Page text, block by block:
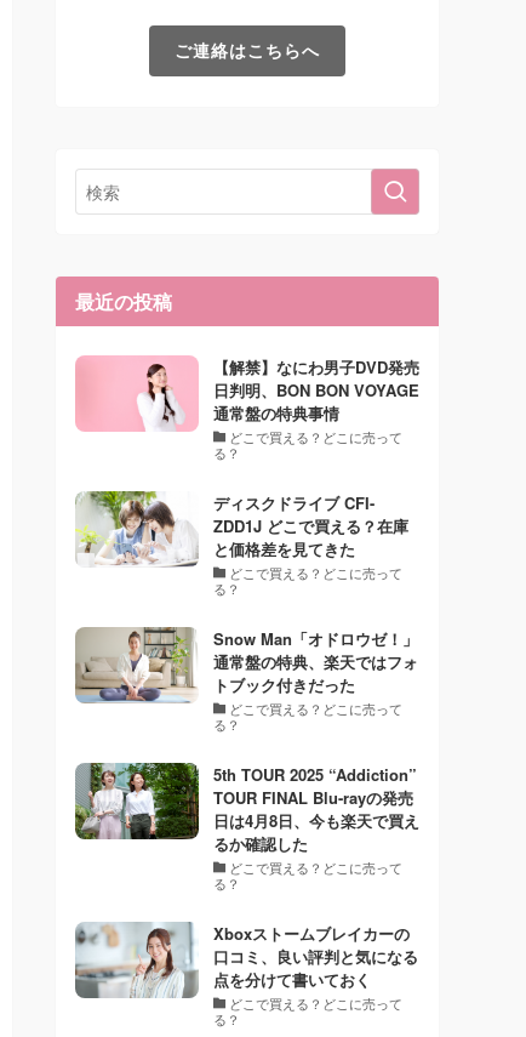
ご連絡はこちらへ
最近の投稿
【解禁】なにわ男子DVD発売
日判明、BON BON VOYAGE
通常盤の特典事情
どこで買える？どこに売って
る？
ディスクドライブ CFI-
ZDD1J どこで買える？在庫
と価格差を見てきた
どこで買える？どこに売って
る？
Snow Man「オドロウゼ！」
通常盤の特典、楽天ではフォ
トブック付きだった
どこで買える？どこに売って
る？
5th TOUR 2025 “Addiction”
TOUR FINAL Blu-rayの発売
日は4月8日、今も楽天で買え
るか確認した
どこで買える？どこに売って
る？
Xboxストームブレイカーの
口コミ、良い評判と気になる
点を分けて書いておく
どこで買える？どこに売って
る？